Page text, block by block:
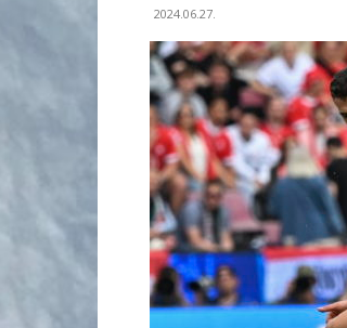
2024.06.27.